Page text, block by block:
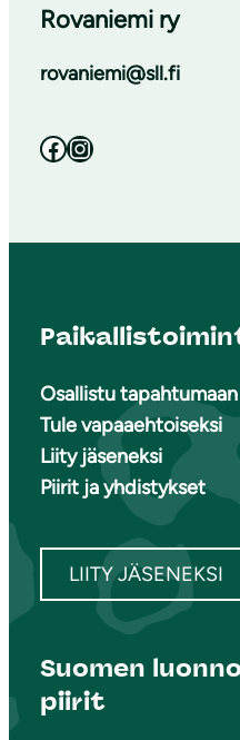
Rovaniemi ry
rovaniemi@sll.fi
Facebook Instagram
Osallistu tapahtumaan
Tule vapaaehtoiseksi
Liity jäseneksi
Piirit ja yhdistykset
LIITY JÄSENEKSI
Suomen
piirit